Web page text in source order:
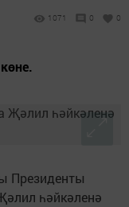
1071 0 0
Президенты
һәйкәленә